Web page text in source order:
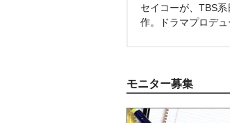
セイコーが、TBS
作。ドラマプロデュ
モニター募集